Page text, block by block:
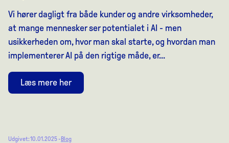
Vi hører dagligt fra både kunder og andre virksomheder,
at mange mennesker ser potentialet i AI - men
usikkerheden om, hvor man skal starte, og hvordan man
implementerer AI på den rigtige måde, er...
Læs mere her
Udgivet: 10.01.2025 - Blog